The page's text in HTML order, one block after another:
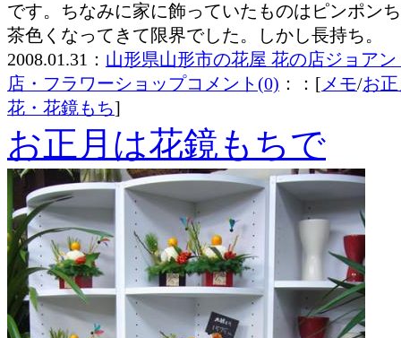
です。ちなみに家に飾っていたものはピンポン
茶色くなってきて限界でした。しかし長持ち。
2008.01.31： 山形県山形市の花屋 花の店ジョア
店・フラワーショップコメント(0) ：：[メモ/お
花・花鏡もち]
お正月は花鏡もちで